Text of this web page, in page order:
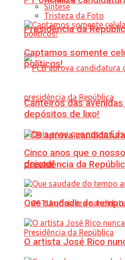
Presidência da
PCB aprova
presidência da
Síntese
Tristeza da Foto
Captamos somente
políticos!
Canteiros das
depósitos de lixo!
Cinco anos que o
deixou!
Que saudade do
O artista José Rico